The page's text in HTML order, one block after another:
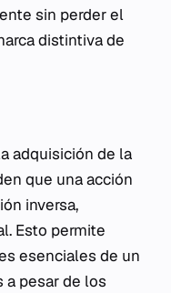
sin perder el
distintiva de
adquisición de la
que una acción
inversa,
Esto permite
esenciales de un
pesar de los